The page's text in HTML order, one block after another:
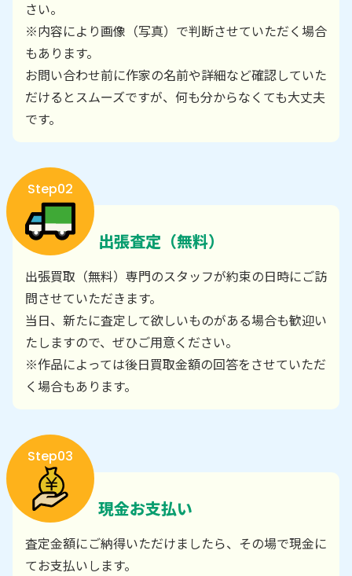
さい。
※内容により画像（写真）で判断させていただく場合
もあります。
お問い合わせ前に作家の名前や詳細など確認していた
だけるとスムーズですが、何も分からなくても大丈夫
です。
Step02
出張査定（無料）
出張買取（無料）専門のスタッフが約束の日時にご訪
問させていただきます。
当日、新たに査定して欲しいものがある場合も歓迎い
たしますので、ぜひご用意ください。
※作品によっては後日買取金額の回答をさせていただ
く場合もあります。
Step03
現金お支払い
査定金額にご納得いただけましたら、その場で現金に
てお支払いします。